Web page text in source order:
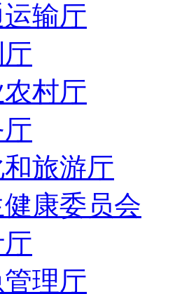
输厅
村厅
旅游厅
康委员会
理厅